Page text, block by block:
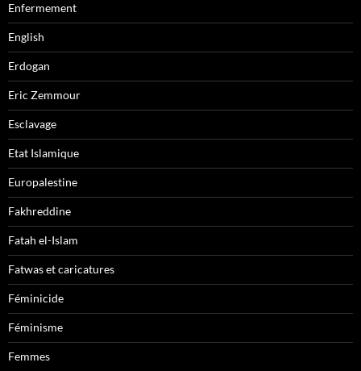
Enfermement
English
Erdogan
Eric Zemmour
Esclavage
Etat Islamique
Europalestine
Fakhreddine
Fatah el-Islam
Fatwas et caricatures
Féminicide
Féminisme
Femmes